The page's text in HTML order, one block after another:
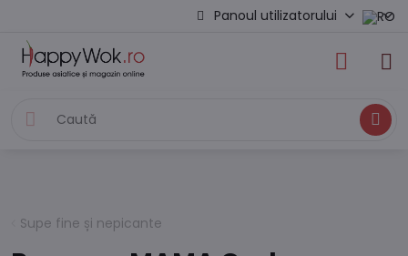
Panoul utilizatorului
Caută
Supe fine și nepicante